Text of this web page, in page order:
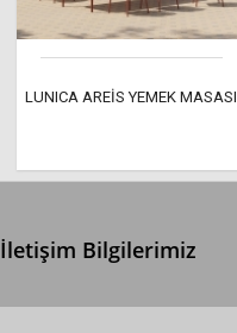
LUNICA AREİS YEMEK MASASI
İletişim Bilgilerimiz